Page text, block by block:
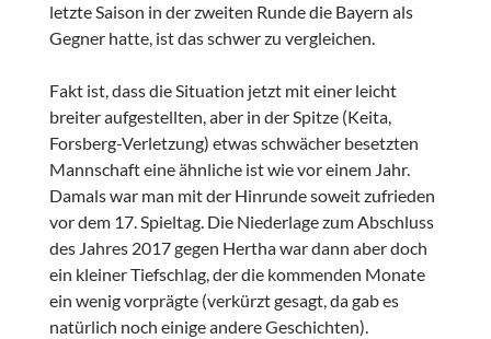
letzte Saison in der zweiten Runde die Bayern als
Gegner hatte, ist das schwer zu vergleichen.
Fakt ist, dass die Situation jetzt mit einer leicht
breiter aufgestellten, aber in der Spitze (Keita,
Forsberg-Verletzung) etwas schwächer besetzten
Mannschaft eine ähnliche ist wie vor einem Jahr.
Damals war man mit der Hinrunde soweit zufrieden
vor dem 17. Spieltag. Die Niederlage zum Abschluss
des Jahres 2017 gegen Hertha war dann aber doch
ein kleiner Tiefschlag, der die kommenden Monate
ein wenig vorprägte (verkürzt gesagt, da gab es
natürlich noch einige andere Geschichten).